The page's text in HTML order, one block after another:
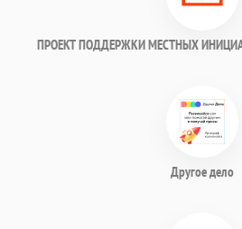
ПРОЕКТ ПОДДЕРЖКИ МЕСТНЫХ
Другое дело